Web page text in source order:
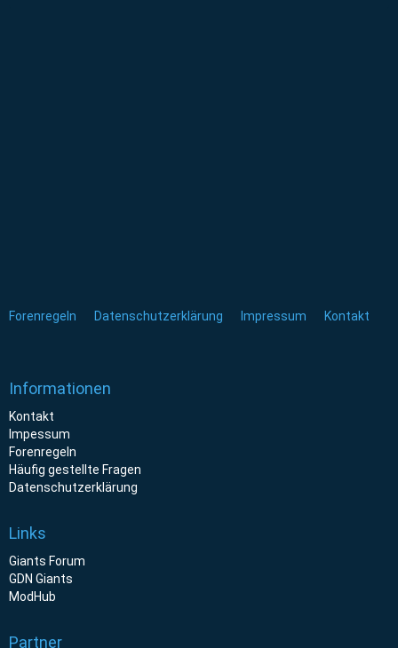
Forenregeln Datenschutzerklärung Impressum Kontakt
Informationen
Kontakt
Impessum
Forenregeln
Häufig gestellte Fragen
Datenschutzerklärung
Links
Giants Forum
GDN Giants
ModHub
Partner